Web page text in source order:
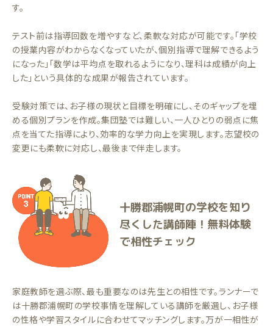
す。
テスト前は指導回数を増やすなど、柔軟な対応が可能です。「学校
の授業内容がわからなくなっていたが、個別指導で理解できるよう
になった」「数学は平均点を取れるようになり、理科は成績が向上
した」という具体的な成果が報告されています。
受験対策では、お子様の現状と目標を明確にし、そのギャップを埋
める個別プランを作成。集団塾では難しい、一人ひとりの弱点に焦
点を当てた指導により、効率的な学力向上を実現します。志望校の
変更にも柔軟に対応し、最後まで伴走します。
十勝郡浦幌町の学校を知り
尽くした講師陣！無料体験
で相性チェック
家庭教師を選ぶ際、最も重要なのは先生との相性です。ランナーで
は十勝郡浦幌町の学校事情を理解している講師を厳選し、お子様
の性格や学習スタイルに合わせてマッチングします。万が一相性が